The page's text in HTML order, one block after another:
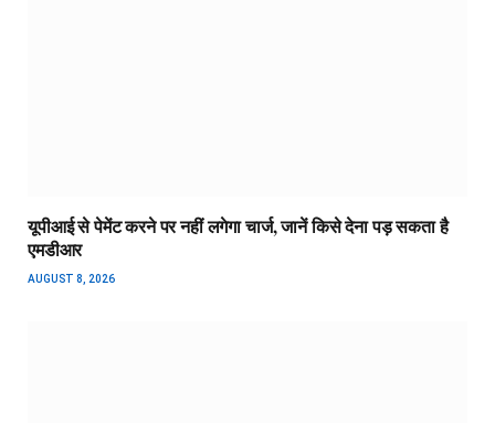
यूपीआई से पेमेंट करने पर नहीं लगेगा चार्ज, जानें किसे देना पड़ सकता है
एमडीआर
AUGUST 8, 2026